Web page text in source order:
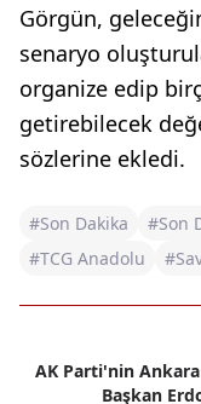
Görgün,
senaryo
organize edip
getirebilecek
sözlerine ekledi.
#Son Dakika #Son
#TCG Anadolu
AK Parti'nin Ankara
Başkan